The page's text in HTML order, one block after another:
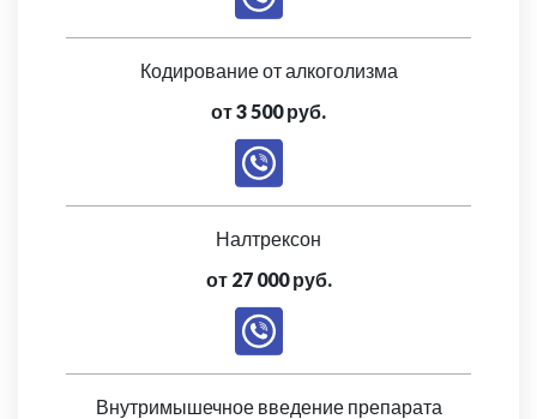
Кодирование от алкоголизма
от 3 500 руб.
Налтрексон
от 27 000 руб.
Внутримышечное введение препарата